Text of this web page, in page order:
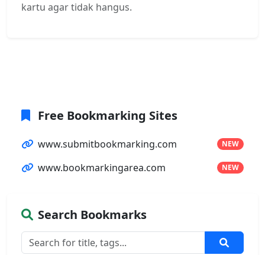
kartu agar tidak hangus.
Free Bookmarking Sites
www.submitbookmarking.com NEW
www.bookmarkingarea.com NEW
Search Bookmarks